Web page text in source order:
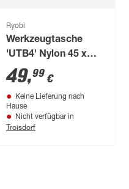
Ryobi
Werkzeugtasche
'UTB4' Nylon 45 x
30,5 x 30,5 cm
49,99 €
Keine Lieferung nach
Hause
Nicht verfügbar in
Troisdorf